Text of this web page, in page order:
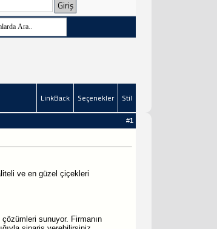
LinkBack Seçenekler Stil
#1
ve en güzel çiçekleri
sunuyor. Firmanın